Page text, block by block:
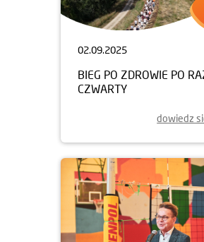
02.09.2025
BIEG PO ZDROWIE PO
CZWARTY
dowiedz